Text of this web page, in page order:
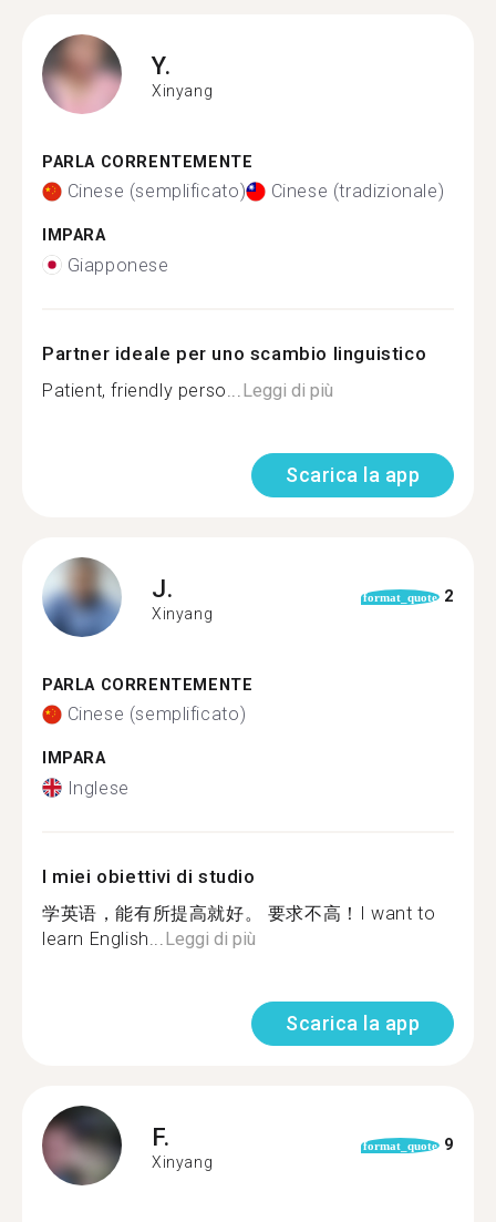
Y.
Xinyang
PARLA CORRENTEMENTE
Cinese (semplificato) Cinese (tradizionale)
IMPARA
Giapponese
Partner ideale per uno scambio linguistico
Patient, friendly perso... Leggi di più
Scarica la app
J.
Xinyang
format_quote 2
PARLA CORRENTEMENTE
Cinese (semplificato)
IMPARA
Inglese
I miei obiettivi di studio
学英语，能有所提高就好。 要求不高！I want to
learn English... Leggi di più
Scarica la app
F.
Xinyang
format_quote 9